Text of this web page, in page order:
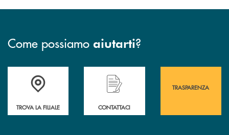
Come possiamo aiutarti?
Accedi all' elenco completo&nbsp; delle&nbsp; filiali&nbsp; di Banca
TROVA LA FILIALE
Hai bisogno di assistenza immediata?
CONTATTACI
TRASPARENZA